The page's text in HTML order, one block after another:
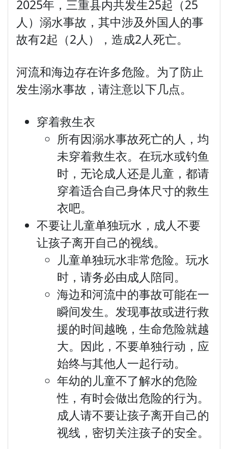
2025年，三重县内共发生25起（25
人）溺水事故，其中涉及外国人的事
故有2起（2人），造成2人死亡。
河流和海边存在许多危险。为了防止
发生溺水事故，请注意以下几点。
穿着救生衣
所有因溺水事故死亡的人，均
未穿着救生衣。在玩水或钓鱼
时，无论成人还是儿童，都请
穿着适合自己身体尺寸的救生
衣吧。
不要让儿童单独玩水，成人不要
让孩子离开自己的视线。
儿童单独玩水非常危险。玩水
时，请务必由成人陪同。
海边和河流中的事故可能在一
瞬间发生。发现事故或进行救
援的时间越晚，生命危险就越
大。因此，不要单独行动，应
始终与其他人一起行动。
年幼的儿童不了解水的危险
性，有时会做出危险的行为。
成人请不要让孩子离开自己的
视线，密切关注孩子的安全。